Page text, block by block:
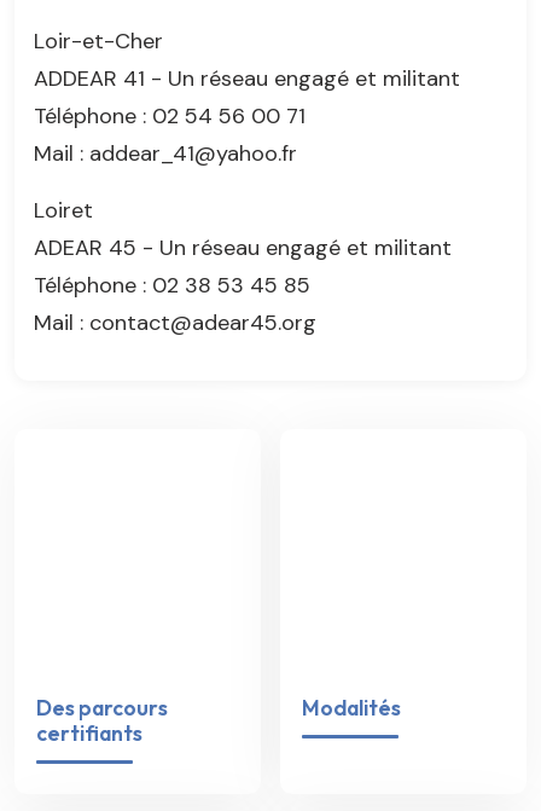
Loir-et-Cher
ADDEAR 41 - Un réseau engagé et militant
Téléphone : 02 54 56 00 71
Mail : addear_41@yahoo.fr
Loiret
ADEAR 45 - Un réseau engagé et militant
Téléphone : 02 38 53 45 85
Mail : contact@adear45.org
Des parcours
certifiants
Modalités